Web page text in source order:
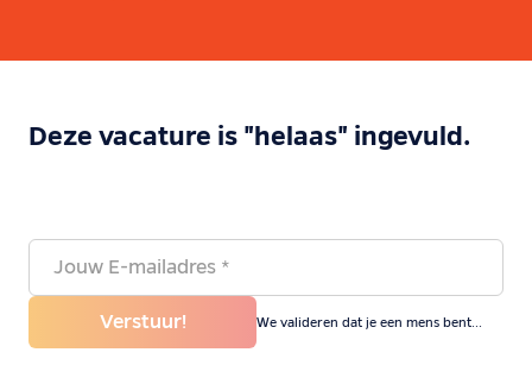
Deze vacature is "helaas" ingevuld.
Verstuur! We valideren dat je een mens bent...